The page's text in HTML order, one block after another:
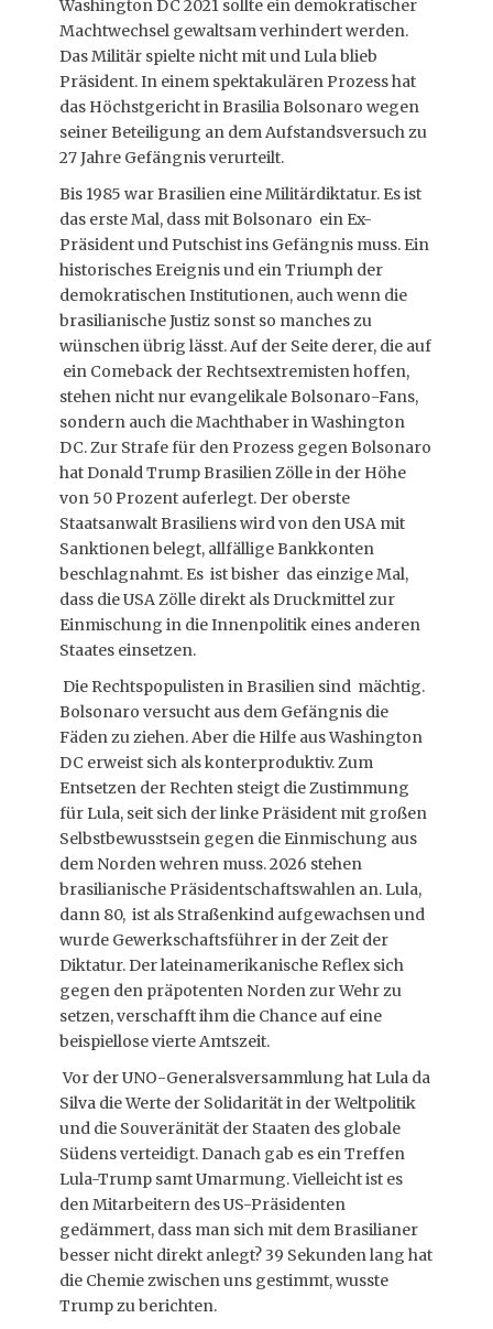
Washington DC 2021 sollte ein demokratischer
Machtwechsel gewaltsam verhindert werden.
Das Militär spielte nicht mit und Lula blieb
Präsident. In einem spektakulären Prozess hat
das Höchstgericht in Brasilia Bolsonaro wegen
seiner Beteiligung an dem Aufstandsversuch zu
27 Jahre Gefängnis verurteilt.
Bis 1985 war Brasilien eine Militärdiktatur. Es ist
das erste Mal, dass mit Bolsonaro ein Ex-
Präsident und Putschist ins Gefängnis muss. Ein
historisches Ereignis und ein Triumph der
demokratischen Institutionen, auch wenn die
brasilianische Justiz sonst so manches zu
wünschen übrig lässt. Auf der Seite derer, die auf
ein Comeback der Rechtsextremisten hoffen,
stehen nicht nur evangelikale Bolsonaro-Fans,
sondern auch die Machthaber in Washington
DC. Zur Strafe für den Prozess gegen Bolsonaro
hat Donald Trump Brasilien Zölle in der Höhe
von 50 Prozent auferlegt. Der oberste
Staatsanwalt Brasiliens wird von den USA mit
Sanktionen belegt, allfällige Bankkonten
beschlagnahmt. Es ist bisher das einzige Mal,
dass die USA Zölle direkt als Druckmittel zur
Einmischung in die Innenpolitik eines anderen
Staates einsetzen.
Die Rechtspopulisten in Brasilien sind mächtig.
Bolsonaro versucht aus dem Gefängnis die
Fäden zu ziehen. Aber die Hilfe aus Washington
DC erweist sich als konterproduktiv. Zum
Entsetzen der Rechten steigt die Zustimmung
für Lula, seit sich der linke Präsident mit großen
Selbstbewusstsein gegen die Einmischung aus
dem Norden wehren muss. 2026 stehen
brasilianische Präsidentschaftswahlen an. Lula,
dann 80, ist als Straßenkind aufgewachsen und
wurde Gewerkschaftsführer in der Zeit der
Diktatur. Der lateinamerikanische Reflex sich
gegen den präpotenten Norden zur Wehr zu
setzen, verschafft ihm die Chance auf eine
beispiellose vierte Amtszeit.
Vor der UNO-Generalsversammlung hat Lula da
Silva die Werte der Solidarität in der Weltpolitik
und die Souveränität der Staaten des globale
Südens verteidigt. Danach gab es ein Treffen
Lula-Trump samt Umarmung. Vielleicht ist es
den Mitarbeitern des US-Präsidenten
gedämmert, dass man sich mit dem Brasilianer
besser nicht direkt anlegt? 39 Sekunden lang hat
die Chemie zwischen uns gestimmt, wusste
Trump zu berichten.